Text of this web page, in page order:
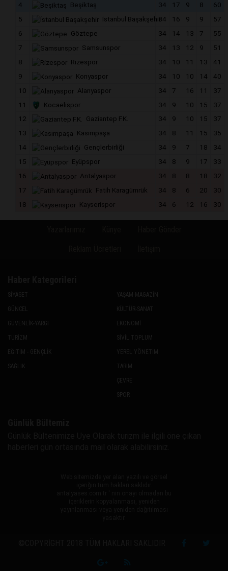
4
Beşiktaş 34 17 9 8
60
5
İstanbul Başakşehir34 16 9 9
57
6
Göztepe 34 14 13 7
55
7
Samsunspor 34 13 12 9
51
8
Rizespor 34 10 11 13
41
9
Konyaspor 34 10 10 14
40
10
Alanyaspor 34 7 16 11
37
11
Kocaelispor 34 9 10 15
37
12
Gaziantep F.K. 34 9 10 15
37
13
Kasımpaşa 34 8 11 15
35
14
Gençlerbirliği 34 9 7 18
34
15
Eyüpspor 34 8 9 17
33
16
Antalyaspor 34 8 8 18
32
17
Fatih Karagümrük 34 8 6 20
30
18
Kayserispor 34 6 12 16 30
SİYASET
GÜNCEL
GÜVENLİK-YARGI
TURİZM
EĞİTİM - GENÇLİK
SAĞLIK
YAŞAM-MAGAZİN
KÜLTÜR-SANAT
EKONOMİ
SİVİL TOPLUM
YEREL YÖNETİM
TARIM
ÇEVRE
SPOR